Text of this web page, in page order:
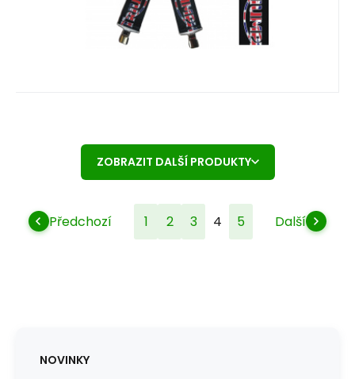
ZOBRAZIT DALŠÍ PRODUKTY
Předchozí 1 2 3 4 5 Další
NOVINKY